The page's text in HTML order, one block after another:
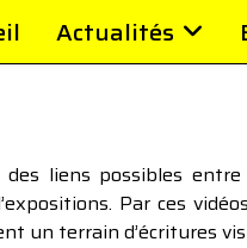
Actualités
liens possibles
Par ces
un terrain d’écritures